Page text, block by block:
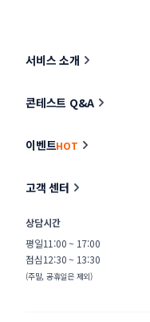
서비스 소개
콘테스트 Q&A
이벤트HOT
고객 센터
상담시간
평일11:00 ~ 17:00
점심12:30 ~ 13:30
(주말, 공휴일은 제외)